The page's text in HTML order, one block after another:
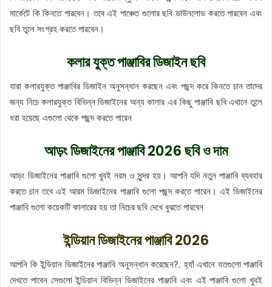
মার্কেটে কি কিনতে পারবেন। তবে এই পাঞ্চেত গুলোর ছবি ডাউনলোড করতে পারবেন এবং
ছবি তুলে সংগ্রহ করতে পারবেন।
কলার যুক্ত পাঞ্জাবির ডিজাইন ছবি
যারা কলারযুক্ত পাঞ্জাবির ডিজাইন অনুসন্ধান করছেন এবং পছন্দ করে কিনতে চান তাদের
জন্য নিচে কলারযুক্ত বিভিন্ন ডিজাইনের অন্য কালার এর কিছু পাঞ্জাবি ছবি এখানে তুলে
ধরা হয়েছে এগুলো থেকে পছন্দ করতে পারেন
আড়ং ডিজাইনের পাঞ্জাবি 2026 ছবি ও দাম
আড়ং ডিজাইনের পাঞ্জাবি গুলো খুবই নরম ও সুন্দর হয়। আপনি যদি নতুন পাঞ্জাবি ব্যবহার
করতে চান তবে এই আরম ডিজাইনের পাঞ্জাবি গুলো পছন্দ করতে পারেন। এই ডিজাইনের
পাঞ্জাবি গুলো কয়েকটি কালারের হয় তা নিচের ছবি দেখে বুঝতে পারবেন
ইন্ডিয়ান ডিজাইনের পাঞ্জাবি 2026
আপনি কি ইন্ডিয়ান ডিজাইনের পাঞ্জাবি অনুসন্ধান করেছেন?. হ্যাঁ এখানে যতগুলো পাঞ্জাবি
দেখতে পাবেন সেগুলো ইন্ডিয়ান বিভিন্ন ডিজাইনের পাঞ্জাবি এবং এই পাঞ্জাবি গুলো খুবই